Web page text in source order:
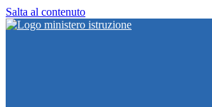
Salta al contenuto